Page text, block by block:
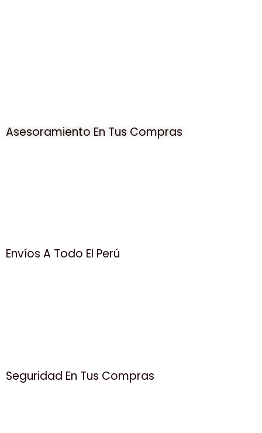
Asesoramiento En Tus Compras
Envíos A Todo El Perú
Seguridad En Tus Compras